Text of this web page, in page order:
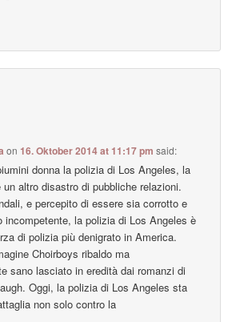
on16. Oktober 2014 at 11:17 pm said:
donna la polizia di Los Angeles, la
un altro disastro di pubbliche relazioni.
e percepito di essere sia corrotto e
incompetente, la polizia di Los Angeles è
di polizia più denigrato in America.
Choirboys ribaldo ma
sano lasciato in eredità dai romanzi di
Oggi, la polizia di Los Angeles sta
non solo contro la